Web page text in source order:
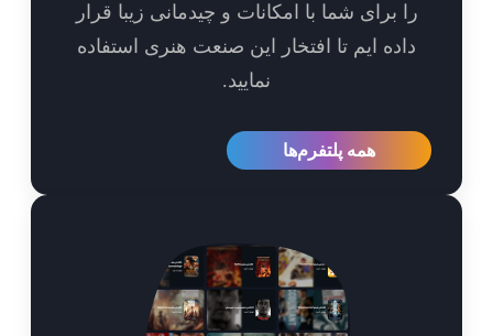
برای شما با امکانات و چیدمانی زیبا قرار
ایم تا افتخار این صنعت هنری استفاده
همه پلتفرم‌ها